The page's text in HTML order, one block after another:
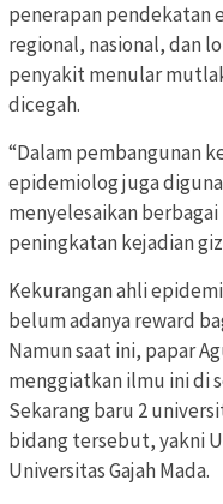
penerapan
regional, nasional, dan
penyakit menular
dicegah.
“Dalam pembangunan
epidemiolog juga
menyelesaikan
peningkatan kejadian
Kekurangan ahli
belum adanya reward
Namun saat ini, papar
menggiatkan ilmu ini di
Sekarang baru 2
bidang tersebut, yakni
Universitas Gajah Mada.